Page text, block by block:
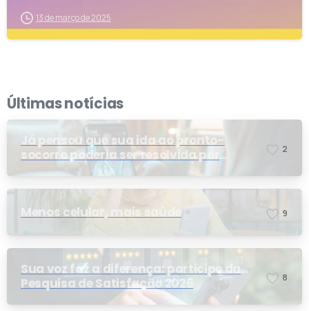
13 de março de 2025
Últimas notícias
Já pensou que sua ida ao pronto-
socorro poderia ser resolvida por
telemedicina?
2
Menos celular, mais saúde 9
Sua voz faz a diferença: participe da
Pesquisa de Satisfação 2026
8